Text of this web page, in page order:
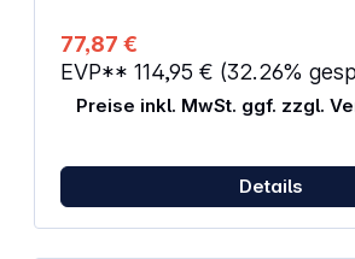
77,87 €
EVP** 114,95 € (32.26%
Preise inkl. MwSt. ggf. zzgl.
Details